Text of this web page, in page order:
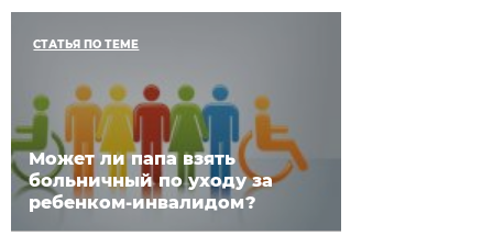
СТАТЬЯ ПО ТЕМЕ
Может ли папа взять
больничный по уходу за
ребенком-инвалидом?